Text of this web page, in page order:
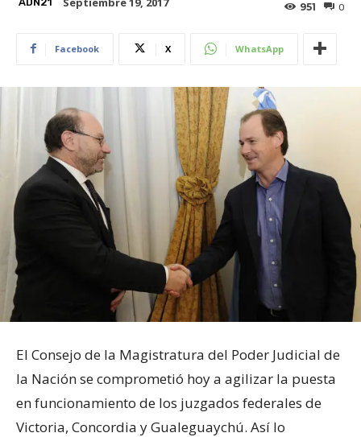
0
951
Facebook X WhatsApp
El Consejo de la Magistratura del Poder Judicial de
la Nación se comprometió hoy a agilizar la puesta
en funcionamiento de los juzgados federales de
Victoria, Concordia y Gualeguaychú. Así lo